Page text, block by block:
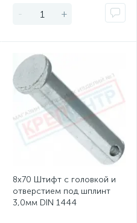
- +
8х70 Штифт с головкой и
отверстием под шплинт
3,0мм DIN 1444